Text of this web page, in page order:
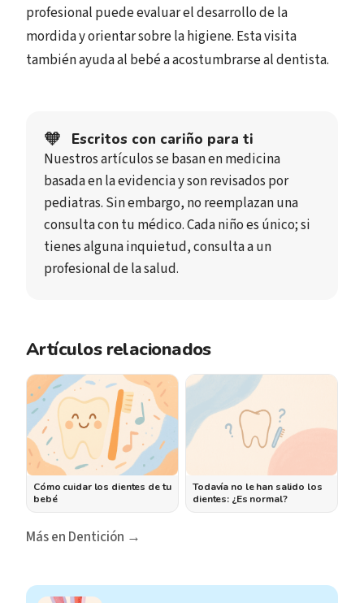
profesional puede evaluar el desarrollo de la
mordida y orientar sobre la higiene. Esta visita
también ayuda al bebé a acostumbrarse al dentista.
🧡 Escritos con cariño para ti
Nuestros artículos se basan en medicina
basada en la evidencia y son revisados por
pediatras. Sin embargo, no reemplazan una
consulta con tu médico. Cada niño es único; si
tienes alguna inquietud, consulta a un
profesional de la salud.
Artículos relacionados
Cómo cuidar los dientes de tu
bebé
Todavía no le han salido los
dientes: ¿Es normal?
Más en Dentición →